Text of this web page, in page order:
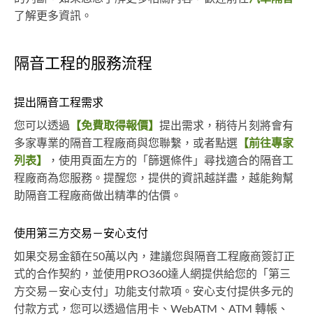
了解更多資訊。
隔音工程的服務流程
提出隔音工程需求
您可以透過 【免費取得報價】 提出需求，稍待片刻將會有
多家專業的隔音工程廠商與您聯繫，或者點選 【前往專家
列表】
，使用頁面左方的「篩選條件」尋找適合的隔音工
程廠商為您服務。提醒您，提供的資訊越詳盡，越能夠幫
助隔音工程廠商做出精準的估價。
使用第三方交易－安心支付
如果交易金額在50萬以內，建議您與隔音工程廠商簽訂正
式的合作契約，並使用PRO360達人網提供給您的「第三
方交易－安心支付」功能支付款項。安心支付提供多元的
付款方式，您可以透過信用卡、WebATM、ATM 轉帳、